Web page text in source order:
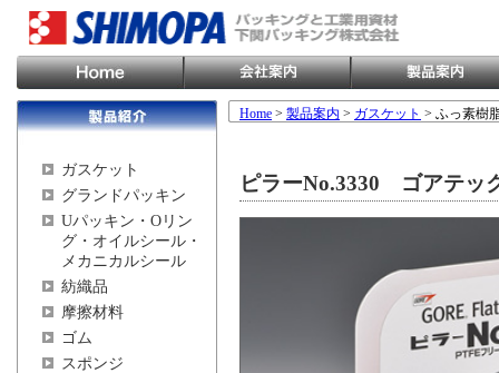
ガスケット
グランドパッキン
Uパッキン・Oリン
グ・オイルシール・
メカニカルシール
紡織品
摩擦材料
ゴム
スポンジ
Home > 製品案内 > ガスケット > ふっ素樹
ピラーNo.3330 ゴアテッ